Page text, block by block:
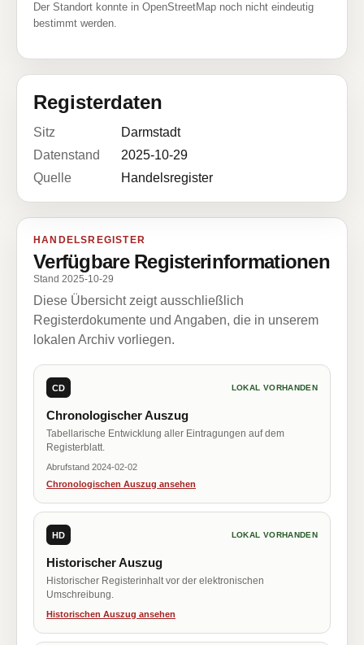
Der Standort konnte in OpenStreetMap noch nicht eindeutig
bestimmt werden.
Registerdaten
Sitz
Darmstadt
Datenstand
2025-10-29
Quelle
Handelsregister
HANDELSREGISTER
Verfügbare Registerinformationen
Stand 2025-10-29
Diese Übersicht zeigt ausschließlich
Registerdokumente und Angaben, die in unserem
lokalen Archiv vorliegen.
CD LOKAL VORHANDEN
Chronologischer Auszug
Tabellarische Entwicklung aller Eintragungen auf dem
Registerblatt.
Abrufstand 2024-02-02
Chronologischen Auszug ansehen
HD LOKAL VORHANDEN
Historischer Auszug
Historischer Registerinhalt vor der elektronischen
Umschreibung.
Historischen Auszug ansehen